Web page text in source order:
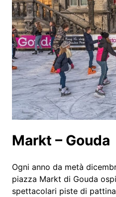
Markt – Gouda
Ogni anno da metà
piazza Markt di Gouda
spettacolari piste di